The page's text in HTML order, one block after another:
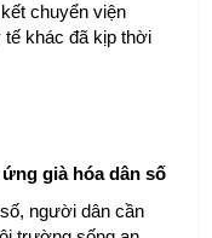
chuyển viện
khác đã kịp thời
già hóa dân số
người dân cần